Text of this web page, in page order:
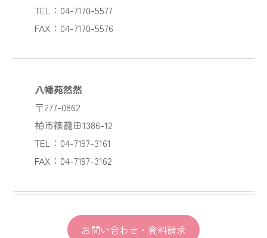
TEL：04-7170-5577
FAX：04-7170-5576
八幡苑然然
〒277-0862
柏市篠籠田1386-12
TEL：04-7197-3161
FAX：04-7197-3162
お問い合わせ・資料請求